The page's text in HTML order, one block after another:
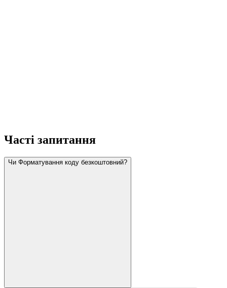
Часті запитання
Чи Форматування коду безкоштовний?